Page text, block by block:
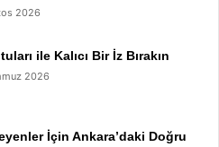
2026
ile Kalıcı Bir İz Bırakın
2026
İçin Ankara’daki Doğru